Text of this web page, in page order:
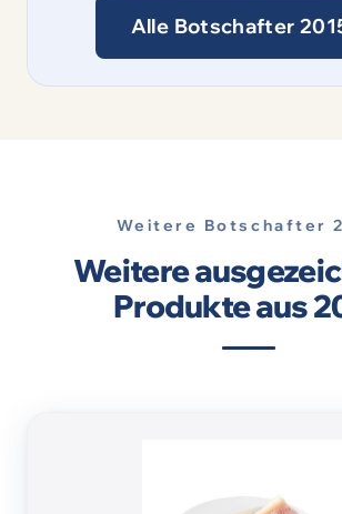
Alle Botschafter
Weitere Botschafter
Weitere
Produkte aus